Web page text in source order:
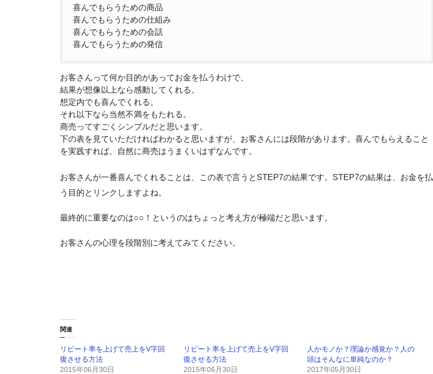
喜んでもらうための商品
喜んでもらうための仕組み
喜んでもらうための会話
喜んでもらうための発信
お客さんって何か目的があってお金を払うわけで、
結果が想像以上なら感動してくれる。
想定内でも喜んでくれる。
それ以下なら当然不満をもたれる。
商売ってすごくシンプルだと思います。
下の表を見ていただければわかると思いますが、お客さんには段階があります。喜んでもらえること
を実践すれば、自然に商売はうまくいはずなんです。
お客さんが一番喜んでくれることは、この表で言うとSTEP7の結果です。STEP7の結果は、お金を払
う目的とリンクしますよね。
最終的に重要なのは○○！というのはちょっと考え方が極端だと思います。
お客さんの心理を段階別に考えてみてください。
関連
リピート率を上げて売上をV字回
復させる方法
2015年06月30日
リピート率を上げて売上をV字回
復させる方法
2015年06月30日
人かモノか？理論か感覚か？人の
頭はそんなに単純なのか？
2017年05月30日